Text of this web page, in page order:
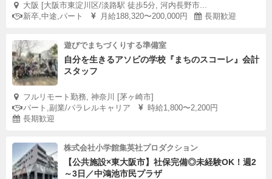
大阪 [大阪市東淀川区/淡路駅 徒歩5分, 河内長野市...
新卒,中途,パート
月給188,320〜200,000円 長期歓迎
遊びでまちづくりする準備室
自分を生きるアソビの学校『まちのスコーレ』会計
スタッフ
フルリモート勤務, 神奈川 [茅ヶ崎市]
パート,副業/パラレルキャリア
時給1,800〜2,200円
長期歓迎
株式会社小学館集英社プロダクション
【公共施設×東大阪市】社保完備◎未経験OK！週2
～3日／中鴻池市民プラザ